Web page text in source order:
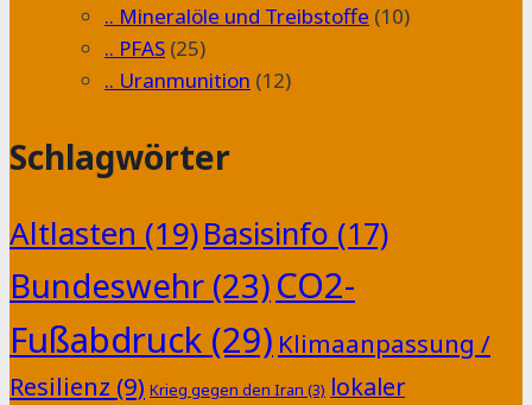
.. Mineralöle und Treibstoffe (10)
.. PFAS (25)
.. Uranmunition (12)
Schlagwörter
Altlasten (19)Basisinfo (17)
Bundeswehr (23)CO2-
Fußabdruck (29) Klimaanpassung /
Resilienz (9) Krieg gegen den Iran (3) lokaler